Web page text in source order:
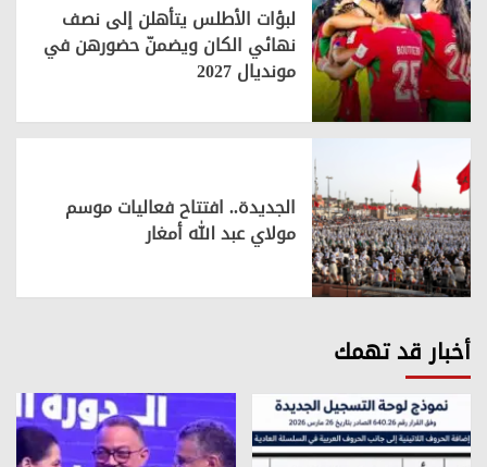
لبؤات الأطلس يتأهلن إلى نصف
نهائي الكان ويضمنّ حضورهن في
مونديال 2027
الجديدة.. افتتاح فعاليات موسم
مولاي عبد الله أمغار
أخبار قد تهمك